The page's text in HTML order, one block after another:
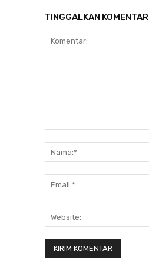
TINGGALKAN KOMENTAR